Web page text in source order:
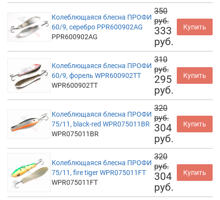
Колеблющаяся блесна ПРОФИ
60/9, серебро PPR600902AG
PPR600902AG
350
руб.
333
руб.
Купить
Колеблющаяся блесна ПРОФИ
60/9, форель WPR600902TT
WPR600902TT
310
руб.
295
руб.
Купить
Колеблющаяся блесна ПРОФИ
75/11, black-red WPR075011BR
WPR075011BR
320
руб.
304
руб.
Купить
Колеблющаяся блесна ПРОФИ
75/11, fire tiger WPR075011FT
WPR075011FT
320
руб.
304
руб.
Купить